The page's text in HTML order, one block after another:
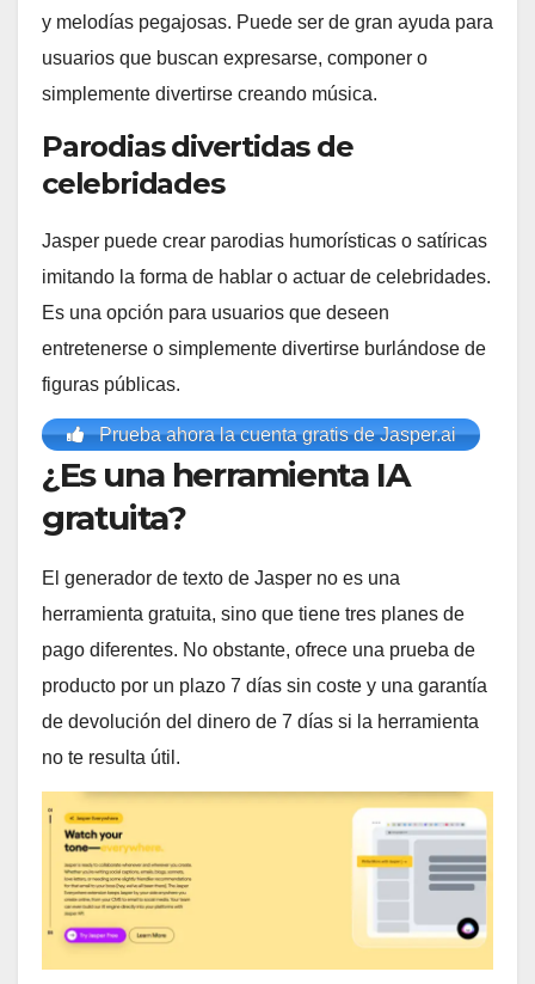
y melodías pegajosas. Puede ser de gran ayuda para
usuarios que buscan expresarse, componer o
simplemente divertirse creando música.
Parodias divertidas de
celebridades
Jasper puede crear parodias humorísticas o satíricas
imitando la forma de hablar o actuar de celebridades.
Es una opción para usuarios que deseen
entretenerse o simplemente divertirse burlándose de
figuras públicas.
Prueba ahora la cuenta gratis de Jasper.ai
¿Es una herramienta IA
gratuita?
El generador de texto de Jasper no es una
herramienta gratuita, sino que tiene tres planes de
pago diferentes. No obstante, ofrece una prueba de
producto por un plazo 7 días sin coste y una garantía
de devolución del dinero de 7 días si la herramienta
no te resulta útil.